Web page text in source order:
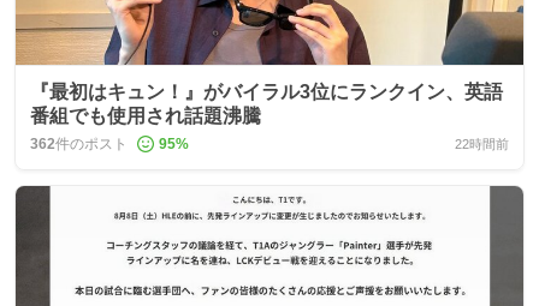
『最初はキュン！』がバイラル3位にランクイン、英語
番組でも使用され話題沸騰
362件のポスト 95% 22時間前